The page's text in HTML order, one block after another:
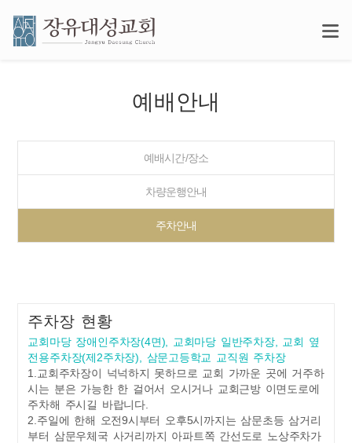
예배안내
예배시간/장소
차량운행안내
주차안내
주차장 현황
교회마당 장애인주차장(4면), 교회마당 일반주차장, 교회 옆
전용주차장(제2주차장), 삼문고등학교 교직원 주차장
1.교회주차장이 넉넉하지 못하므로 교회 가까운 곳에 거주하
시는 분은 가능한 한 걸어서 오시거나 교회근방 이면도로에
주차해 주시길 바랍니다.
2.주일에 한해 오전9시부터 오후5시까지는 삼문초등 삼거리
부터 삼문우체국 사거리까지 아파트쪽 간선도로 노상주차가